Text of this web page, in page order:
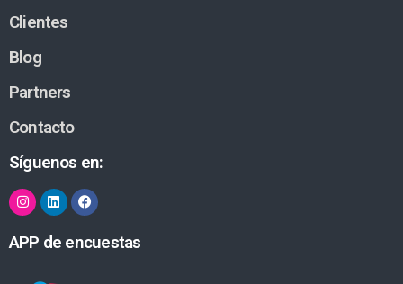
Clientes
Blog
Partners
Contacto
Síguenos en:
APP de encuestas